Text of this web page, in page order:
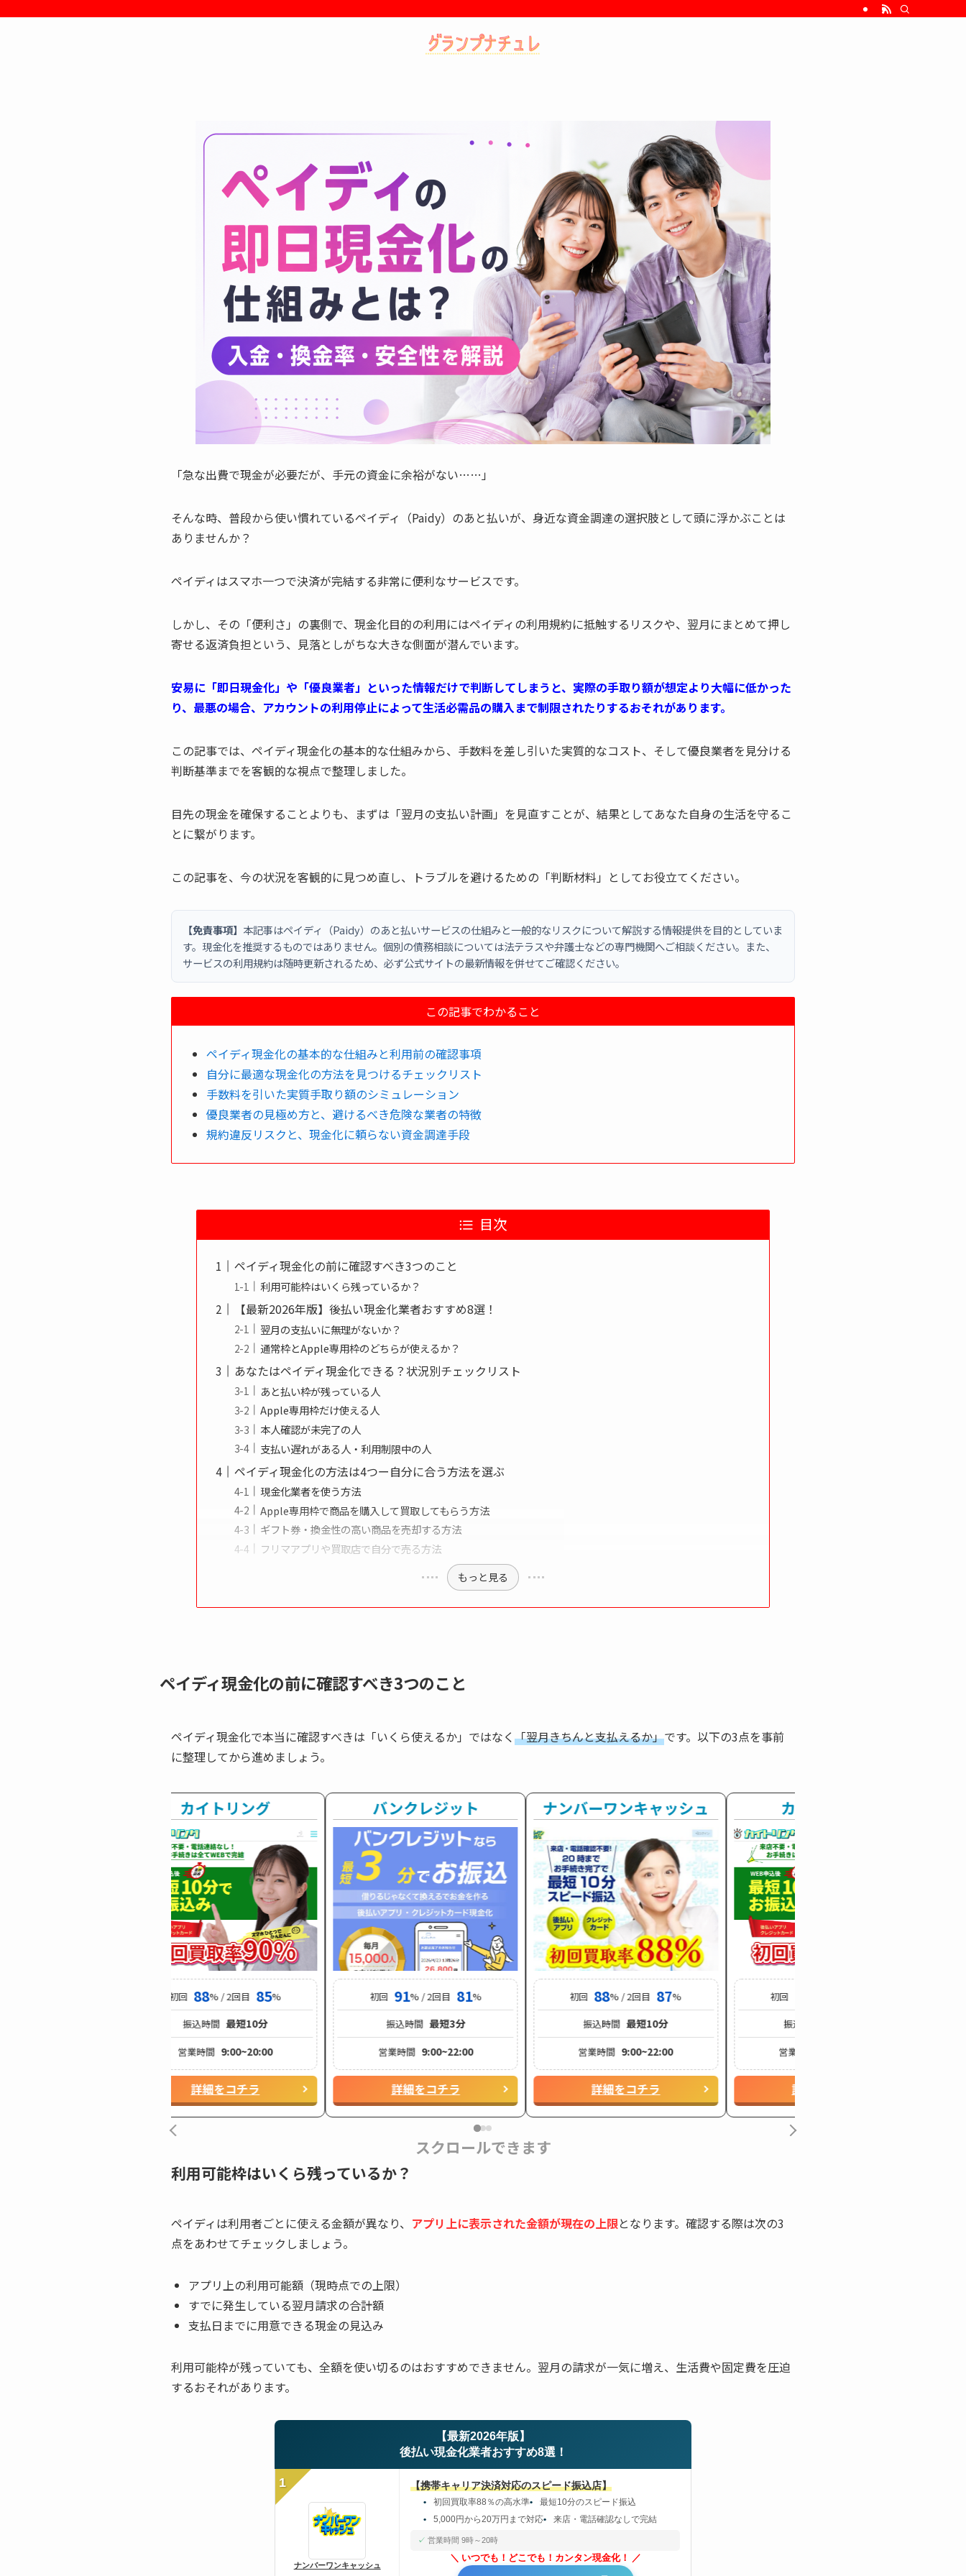
「急な出費で現金が必要だが、手元の資金に余裕がない……」
そんな時、普段から使い慣れているペイディ（Paidy）のあと払いが、身近な資金調達の選択肢として頭に浮かぶことは
ありませんか？
ペイディはスマホ一つで決済が完結する非常に便利なサービスです。
しかし、その「便利さ」の裏側で、現金化目的の利用にはペイディの利用規約に抵触するリスクや、翌月にまとめて押し
寄せる返済負担という、見落としがちな大きな側面が潜んでいます。
安易に「即日現金化」や「優良業者」といった情報だけで判断してしまうと、実際の手取り額が想定より大幅に低かった
り、最悪の場合、アカウントの利用停止によって生活必需品の購入まで制限されたりするおそれがあります。
この記事では、ペイディ現金化の基本的な仕組みから、手数料を差し引いた実質的なコスト、そして優良業者を見分ける
判断基準までを客観的な視点で整理しました。
目先の現金を確保することよりも、まずは「翌月の支払い計画」を見直すことが、結果としてあなた自身の生活を守るこ
とに繋がります。
この記事を、今の状況を客観的に見つめ直し、トラブルを避けるための「判断材料」としてお役立てください。
【免責事項】 本記事はペイディ（Paidy）のあと払いサービスの仕組みと一般的なリスクについて解説する情報提供を目的としていま
す。現金化を推奨するものではありません。個別の債務相談については法テラスや弁護士などの専門機関へご相談ください。また、
サービスの利用規約は随時更新されるため、必ず公式サイトの最新情報を併せてご確認ください。
この記事でわかること
ペイディ現金化の基本的な仕組みと利用前の確認事項
自分に最適な現金化の方法を見つけるチェックリスト
手数料を引いた実質手取り額のシミュレーション
優良業者の見極め方と、避けるべき危険な業者の特徴
規約違反リスクと、現金化に頼らない資金調達手段
目次
ペイディ現金化の前に確認すべき3つのこと
利用可能枠はいくら残っているか？
【最新2026年版】後払い現金化業者おすすめ8選！
翌月の支払いに無理がないか？
通常枠とApple専用枠のどちらが使えるか？
あなたはペイディ現金化できる？状況別チェックリスト
あと払い枠が残っている人
Apple専用枠だけ使える人
本人確認が未完了の人
支払い遅れがある人・利用制限中の人
ペイディ現金化の方法は4つー自分に合う方法を選ぶ
現金化業者を使う方法
Apple専用枠で商品を購入して買取してもらう方法
ギフト券・換金性の高い商品を売却する方法
フリマアプリや買取店で自分で売る方法
もっと見る
ペイディ現金化の前に確認すべき3つのこと
ペイディ現金化で本当に確認すべきは「いくら使えるか」ではなく「翌月きちんと支払えるか」です。以下の3点を事前
に整理してから進めましょう。
カイトリング
初回 88% / 2回目 85%
振込時間 最短10分
営業時間 9:00~20:00
詳細をコチラ
バンクレジット
初回 91% / 2回目 81%
振込時間 最短3分
営業時間 9:00~22:00
詳細をコチラ
ナンバーワンキャッシュ
初回 88% / 2回目 87%
振込時間 最短10分
営業時間 9:00~22:00
詳細をコチラ
カイトリング
初回
振込時間
営業時間
詳細をコチラ
スクロールできます
利用可能枠はいくら残っているか？
ペイディは利用者ごとに使える金額が異なり、 アプリ上に表示された金額が現在の上限となります。確認する際は次の3
点をあわせてチェックしましょう。
アプリ上の利用可能額（現時点での上限）
すでに発生している翌月請求の合計額
支払日までに用意できる現金の見込み
利用可能枠が残っていても、全額を使い切るのはおすすめできません。翌月の請求が一気に増え、生活費や固定費を圧迫
するおそれがあります。
【最新2026年版】
後払い現金化業者おすすめ8選！
1
ナンバーワンキャッシュ
【携帯キャリア決済対応のスピード振込店】
初回買取率88％の高水準
最短10分のスピード振込
5,000円から20万円まで対応
来店・電話確認なしで完結
営業時間 9時～20時
いつでも！どこでも！カンタン現金化！